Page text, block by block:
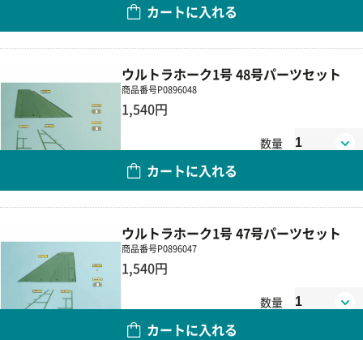
カートに入れる
ウルトラホーク1号 48号パーツセット
商品番号P0896048
1,540円
数量
カートに入れる
ウルトラホーク1号 47号パーツセット
商品番号P0896047
1,540円
数量
カートに入れる